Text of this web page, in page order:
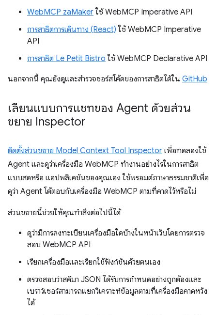
WebMCP zaMaker ใช้ WebMCP Imperative API
การสาธิตการเดินทาง (React) ใช้ WebMCP Imperative
API
การสาธิต Le Petit Bistro ใช้ WebMCP Declarative API
นอกจากนี้ คุณยังดูและสำรวจซอร์สโค้ดของการสาธิตได้ใน GitHub
เลียนแบบการแชทของ Agent ด้วยส่วน
ขยาย Inspector
ติดตั้งส่วนขยาย Model Context Tool Inspector เพื่อทดลองใช้
Agent และดูว่าเครื่องมือ WebMCP ทำงานอย่างไรในการสาธิต
แบบสดหรือ แอปพลิเคชันของคุณเอง ใช้พรอมต์ภาษาธรรมชาติเพื่อ
ดูว่า Agent โต้ตอบกับเครื่องมือ WebMCP ตามที่คาดไว้หรือไม่
ส่วนขยายนี้ช่วยให้คุณทำสิ่งต่อไปนี้ได้
ดูว่ามีการลงทะเบียนเครื่องมือใดบ้างในหน้าเว็บโดยการตรวจ
สอบ WebMCP API
เรียกเครื่องมือและเรียกใช้ฟังก์ชันด้วยตนเอง
ตรวจสอบว่าสคีมา JSON ได้รับการกำหนดอย่างถูกต้องและ
เบราว์เซอร์สามารถแยกวิเคราะห์ข้อมูลตามที่เครื่องมือคาดหวัง
ได้